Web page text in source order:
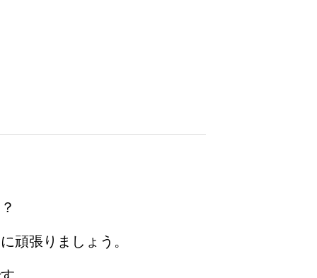
頑張りましょう。